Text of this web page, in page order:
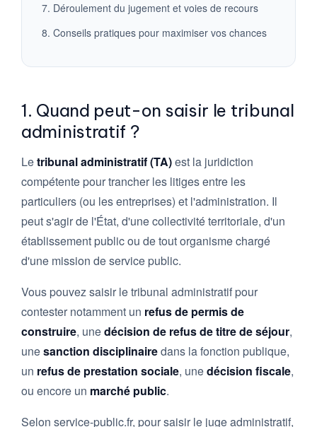
7. Déroulement du jugement et voies de recours
8. Conseils pratiques pour maximiser vos chances
1. Quand peut-on saisir le tribunal
administratif ?
Letribunal administratif (TA)est la juridiction
compétente pour trancher les litiges entre les
particuliers (ou les entreprises) et l'administration. Il
peut s'agir de l'État, d'une collectivité territoriale, d'un
établissement public ou de tout organisme chargé
d'une mission de service public.
Vous pouvez saisir le tribunal administratif pour
contester notamment un refus de permis de
construire, unedécision de refus de titre de séjour,
unesanction disciplinairedans la fonction publique,
un refus de prestation sociale, unedécision fiscale,
ou encore un marché public.
Selon service-public.fr, pour saisir le juge administratif,